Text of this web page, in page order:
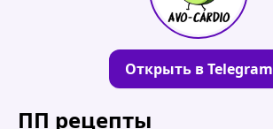
Открыть в Telegram
ПП рецепты